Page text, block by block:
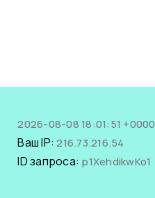
2026-08-08 18:01:51 +0000
Ваш IP:216.73.216.54
ID запроса: p1XehdikwKo1